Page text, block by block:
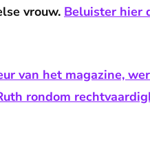
vrouw. Beluister hier
van het magazine,
rondom